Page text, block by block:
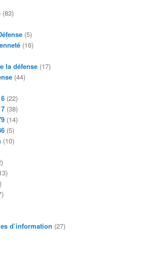
(83)
(5)
(16)
la défense(17)
(44)
(22)
(38)
(14)
(5)
(10)
d’information (27)